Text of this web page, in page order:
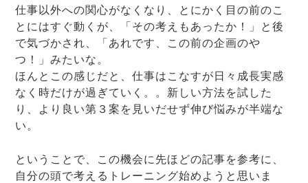
仕事以外への関心がなくなり、とにかく目の前のこ
とにはすぐ動くが、「その考えもあったか！」と後
で気づかされ、「あれです、この前の企画のや
つ！」みたいな。
ほんとこの感じだと、仕事はこなすが日々成長実感
なく時だけが過ぎていく。。新しい方法を試した
り、より良い第３案を見いだせず伸び悩みが半端な
い。
ということで、この機会に先ほどの記事を参考に、
自分の頭で考えるトレーニング始めようと思いま